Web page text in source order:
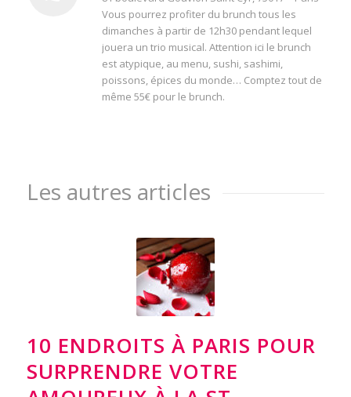
Vous pourrez profiter du brunch tous les
dimanches à partir de 12h30 pendant lequel
jouera un trio musical. Attention ici le brunch
est atypique, au menu, sushi, sashimi,
poissons, épices du monde… Comptez tout de
même 55€ pour le brunch.
Les autres articles
10 ENDROITS À PARIS POUR
SURPRENDRE VOTRE